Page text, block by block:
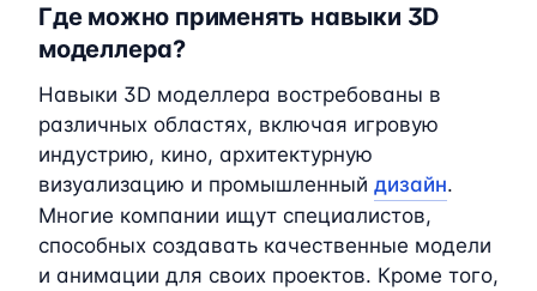
Где можно применять навыки 3D
моделлера?
Навыки 3D моделлера востребованы в
различных областях, включая игровую
индустрию, кино, архитектурную
визуализацию и промышленный дизайн.
Многие компании ищут специалистов,
способных создавать качественные модели
и анимации для своих проектов. Кроме того,